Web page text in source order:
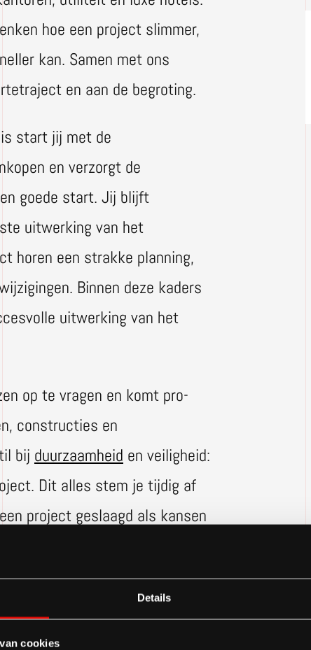
Details
cookies
hoe een project slimmer,
kan. Samen met ons
en aan de begroting.
start jij met de
en verzorgt de
goede start. Jij blijft
uitwerking van het
horen een strakke planning,
Binnen deze kaders
uitwerking van het
op te vragen en komt pro-
constructies en
bij duurzaamheid en veiligheid:
Dit alles stem je tijdig af
project geslaagd als kansen
is met het resultaat.